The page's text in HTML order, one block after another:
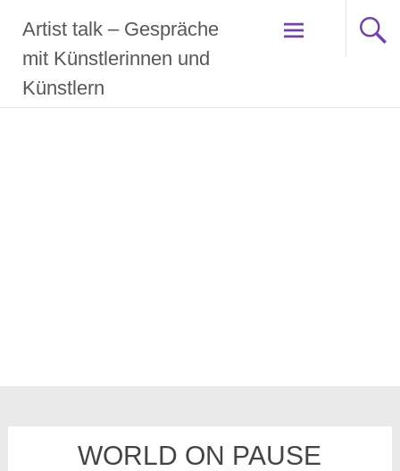
Inhalt
springen
Artist talk – Gespräche
mit Künstlerinnen und
Künstlern
WORLD ON PAUSE